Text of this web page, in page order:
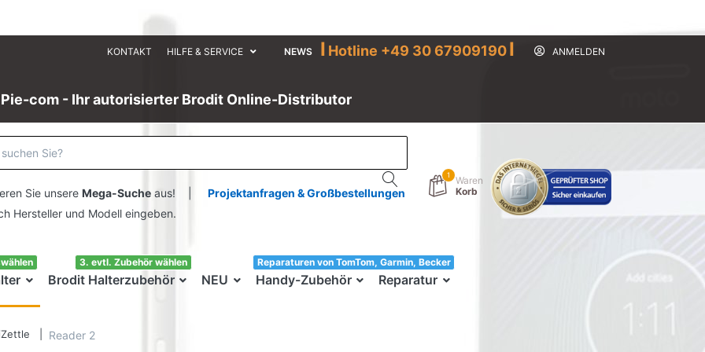
KONTAKT HILFE & SERVICE NEWS I Hotline +49 30 67909190I ANMELDEN
Pie-com - Ihr autorisierter Brodit Online-Distributor
Sie unsere Mega-Sucheaus! | Projektanfragen & Großbestellungen
und Modell eingeben.
1
Waren
Korb
Brodit Halterzubehör
3. evtl. Zubehör wählen
NEU Handy-Zubehör
33!
Reparatur
Reparaturen von TomTom, Garmin, Becker
Reader 2